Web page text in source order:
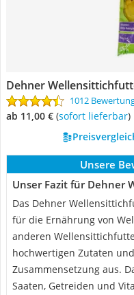
Dehner
1012
ab 11,00 € ( Sofort lieferbar)
Unsere
Unser Fazit für Dehner
Das Dehner
für die Ernährung von
anderen
hochwertigen Zutaten
Zusammensetzung aus.
Saaten, Getreiden und